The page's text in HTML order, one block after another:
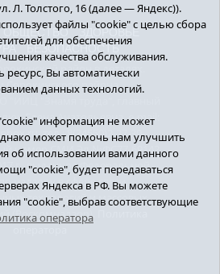
ОБЩЕСТВО
ЗДОРОВЬЕ
БЕЗОПАСНОСТЬ
район в деталях.
Сорокинского района
Елена Анатольевна, e-mail:
тел.: 8(34550)2-27-30
номер СМИ Эл №ФС77-69142
г., выданное Федеральной
надзору в сфере связи,
технологий и массовых
(Роскомнадзор).
Л. Толстого, 16 (далее — Яндекс)).
файлы "cookie" с целью сбора
для обеспечения
качества обслуживания.
Вы автоматически
данных технологий.
информация не может
может помочь нам улучшить
об использовании вами данного
"cookie", будет передаваться
Яндекса в РФ. Вы можете
"cookie", выбрав соответствующие
оператора